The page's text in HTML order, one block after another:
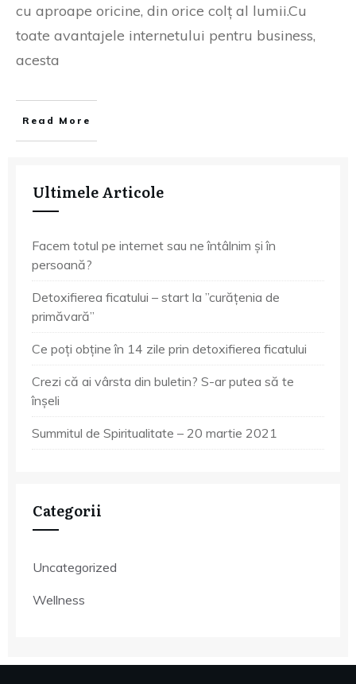
Ultimele Articole
Facem totul pe internet sau ne întâlnim și în
persoană?
Detoxifierea ficatului – start la ”curățenia de
primăvară”
Ce poți obține în 14 zile prin detoxifierea ficatului
Crezi că ai vârsta din buletin? S-ar putea să te
înșeli
Summitul de Spiritualitate – 20 martie 2021
Categorii
Uncategorized
Wellness
cu aproape oricine, din orice colț al lumii.Cu
toate avantajele internetului pentru business,
acesta
Read More